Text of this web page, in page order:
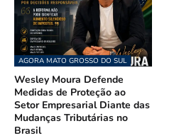
AGORA MATO GROSSO DO SUL
Wesley Moura Defende
Medidas de Proteção ao
Setor Empresarial Diante das
Mudanças Tributárias no
Brasil